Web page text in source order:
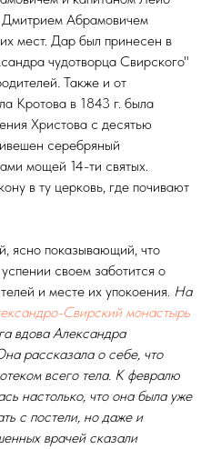
Дмитрием Абрамовичем
мест. Дар был принесен в
чудотворца Свирского"
Также и от
Кротова в 1843 г. была
Христова с десятью
серебряный
мощей 14-ти святых.
в ту церковь, где почивают
ясно показывающий, что
своем заботится о
и месте их упокоения. На
Свирский монастырь
вдова Александра
рассказала о себе, что
всего тела. К февралю
настолько, что она была уже
с постели, но даже и
врачей сказали